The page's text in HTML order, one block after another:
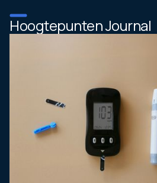
Hoogtepunten Journal